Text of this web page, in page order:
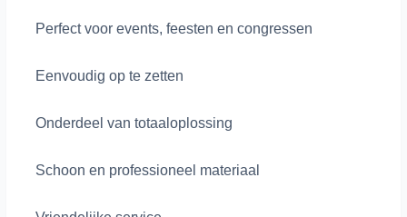
Perfect voor events, feesten en congressen
Eenvoudig op te zetten
Onderdeel van totaaloplossing
Schoon en professioneel materiaal